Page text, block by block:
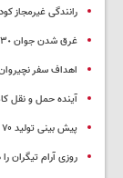
رانندگی غیرمجاز
غرق شدن جوان ٣٠ ساله در رودخانه ارس
اهداف سفر
آینده حمل و نقل
پیش بینی تولید ۷۰ هزار تن هلو در آذربایجان غربی
روزی آرام تیگران